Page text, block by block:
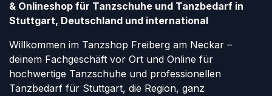
& Onlineshop für Tanzschuhe und Tanzbedarf in
Stuttgart, Deutschland und international
Willkommen im Tanzshop Freiberg am Neckar –
deinem Fachgeschäft vor Ort und Online für
hochwertige Tanzschuhe und professionellen
Tanzbedarf für Stuttgart, die Region, ganz